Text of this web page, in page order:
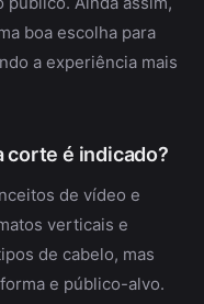
boa escolha para
a experiência mais
corte é indicado?
de vídeo e
verticais e
de cabelo, mas
e público-alvo.